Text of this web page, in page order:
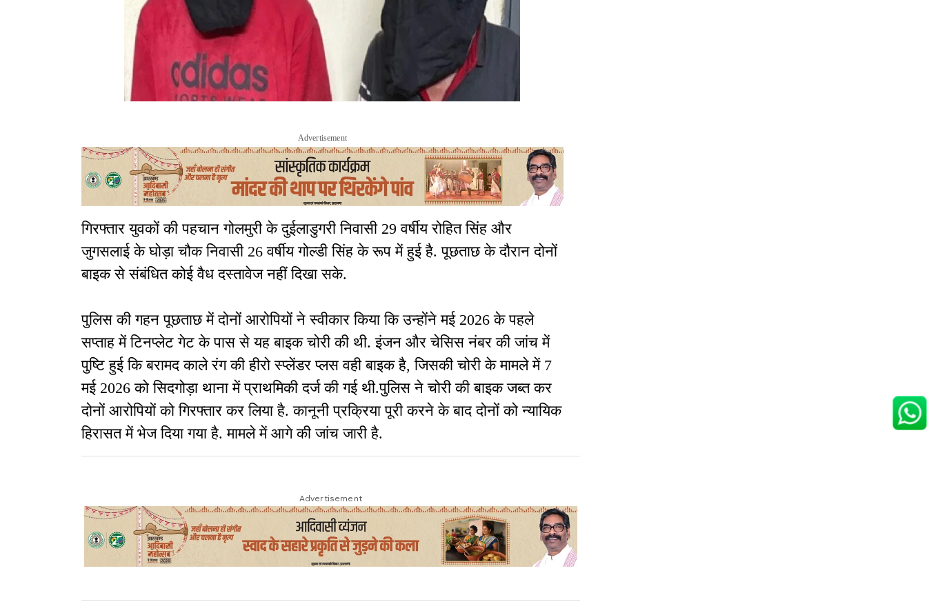
Advertisement
गिरफ्तार युवकों की पहचान गोलमुरी के दुईलाडुगरी निवासी 29 वर्षीय रोहित सिंह और
जुगसलाई के घोड़ा चौक निवासी 26 वर्षीय गोल्डी सिंह के रूप में हुई है. पूछताछ के दौरान दोनों
बाइक से संबंधित कोई वैध दस्तावेज नहीं दिखा सके.
पुलिस की गहन पूछताछ में दोनों आरोपियों ने स्वीकार किया कि उन्होंने मई 2026 के पहले
सप्ताह में टिनप्लेट गेट के पास से यह बाइक चोरी की थी. इंजन और चेसिस नंबर की जांच में
पुष्टि हुई कि बरामद काले रंग की हीरो स्प्लेंडर प्लस वही बाइक है, जिसकी चोरी के मामले में 7
मई 2026 को सिदगोड़ा थाना में प्राथमिकी दर्ज की गई थी.पुलिस ने चोरी की बाइक जब्त कर
दोनों आरोपियों को गिरफ्तार कर लिया है. कानूनी प्रक्रिया पूरी करने के बाद दोनों को न्यायिक
हिरासत में भेज दिया गया है. मामले में आगे की जांच जारी है.
Advertisement